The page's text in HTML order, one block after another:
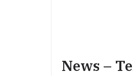
News –